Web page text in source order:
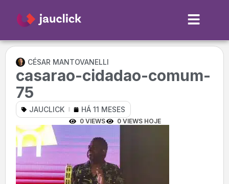
CÉSAR MANTOVANELLI
casarao-cidadao-comum-
75
JAUCLICK HÁ 11 MESES
0 VIEWS 0 VIEWS HOJE